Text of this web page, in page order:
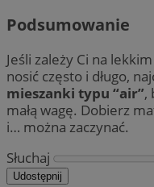
Podsumowanie
Jeśli zależy Ci na
nosić często i długo,
mieszanki typu “air”,
małą wagę. Dobierz
i… można zaczynać.
Słuchaj
Udostępnij